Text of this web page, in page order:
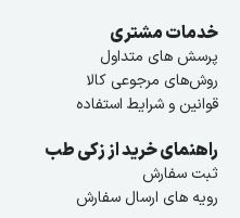
خدمات مشتری
پرسش های متداول
روش‌های مرجوعی کالا
قوانین و شرایط استفاده
راهنمای خرید از زکی طب
ثبت سفارش
رویه های ارسال سفارش